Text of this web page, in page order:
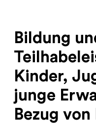
Bildung
Kinder,
junge
Bezug